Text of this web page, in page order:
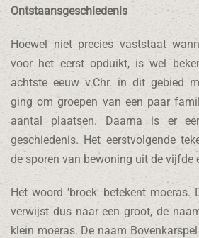
Ontstaansgeschiedenis
Hoewel niet precies vaststaat
voor het eerst opduikt, is wel
achtste eeuw v.Chr. in dit gebied
ging om groepen van een paar
aantal plaatsen. Daarna is er
geschiedenis. Het eerstvolgende
de sporen van bewoning uit de vijfde
Het woord 'broek' betekent moeras.
verwijst dus naar een groot, de
klein moeras. De naam